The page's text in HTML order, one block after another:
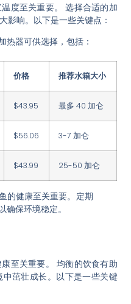
温度至关重要。选择合适的加
影响。 以下是一些关键点：
热器可供选择，包括：
价格 推荐水箱大小
$43.95 最多 40 加仑
$56.06 3-7 加仑
$43.99 25-50 加仑
的健康至关重要。定期
保环境稳定。
康至关重要。均衡的饮食有助
茁壮成长。以下是一些关键